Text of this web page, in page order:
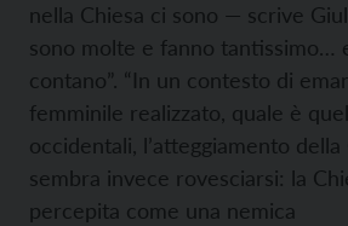
nella Chiesa ci sono — scrive
sono molte e fanno tantissimo…
contano”. “In un contesto di
femminile realizzato, quale è
occidentali, l’atteggiamento della
sembra invece rovesciarsi: la
percepita come una nemica